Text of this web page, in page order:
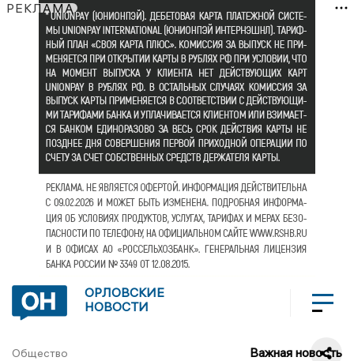
РЕКЛАМА
ОРЛОВСКИЕ
НОВОСТИ
Общество Важная новость